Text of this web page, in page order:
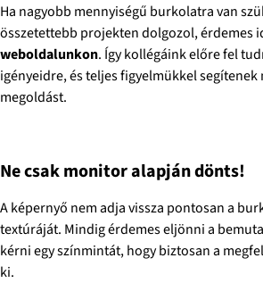
Ha nagyobb mennyiségű burkolatra van
összetettebb projekten dolgozol, érdemes
weboldalunkon. Így kollégáink előre fel
igényeidre, és teljes figyelmükkel
megoldást.
Ne csak monitor alapján dönts!
A képernyő nem adja vissza pontosan a
textúráját. Mindig érdemes eljönni a
kérni egy színmintát, hogy biztosan a
ki.